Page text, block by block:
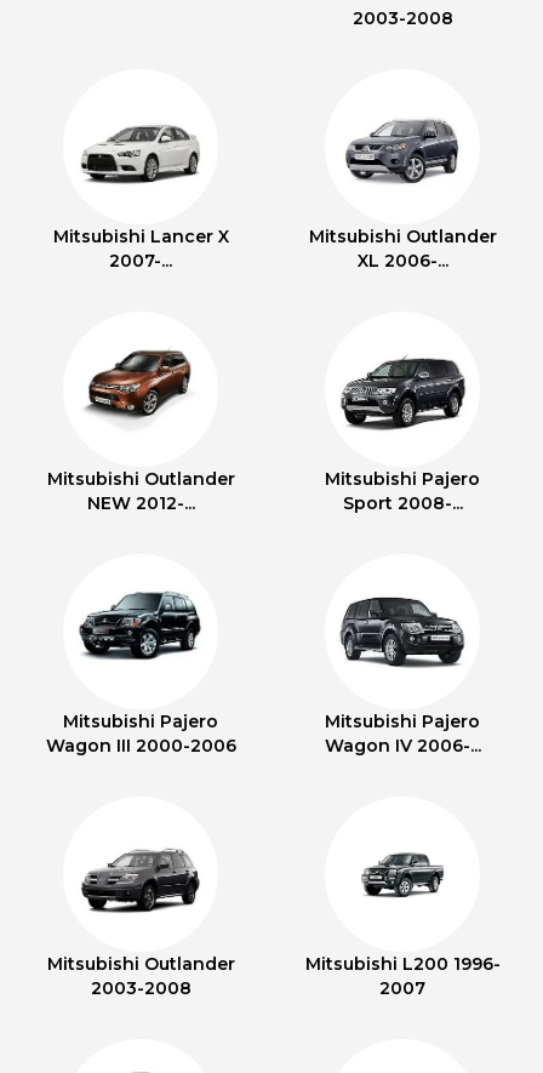
2003-2008
Mitsubishi Lancer X
2007-...
Mitsubishi Outlander
XL 2006-...
Mitsubishi Outlander
NEW 2012-...
Mitsubishi Pajero
Sport 2008-...
Mitsubishi Pajero
Wagon III 2000-2006
Mitsubishi Pajero
Wagon IV 2006-...
Mitsubishi Outlander
2003-2008
Mitsubishi L200 1996-
2007